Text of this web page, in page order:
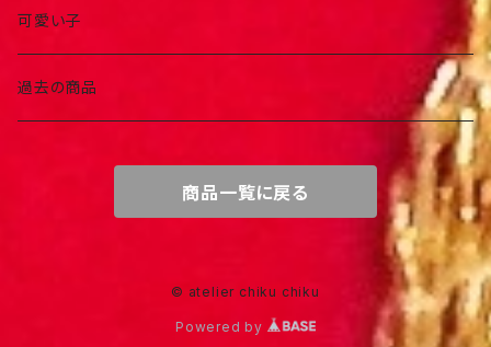
お洒落バック
お出かけバック
アクセサリー
ヘアアイテム
可愛い子
過去の商品
商品一覧に戻る
© atelier chiku chiku
Powered by